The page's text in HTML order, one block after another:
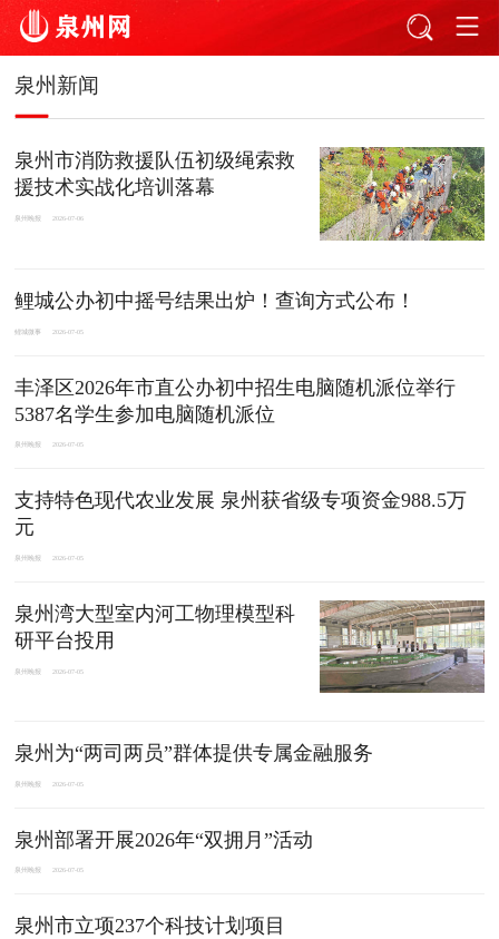
泉州新闻
泉州市消防救援队伍初级绳索救
援技术实战化培训落幕
泉州晚报 2026-07-06
鲤城公办初中摇号结果出炉！查询方式公布！
鲤城微事 2026-07-05
丰泽区2026年市直公办初中招生电脑随机派位举行
5387名学生参加电脑随机派位
泉州晚报 2026-07-05
支持特色现代农业发展 泉州获省级专项资金988.5万
元
泉州晚报 2026-07-05
泉州湾大型室内河工物理模型科
研平台投用
泉州晚报 2026-07-05
泉州为“两司两员”群体提供专属金融服务
泉州晚报 2026-07-05
泉州部署开展2026年“双拥月”活动
泉州晚报 2026-07-05
泉州市立项237个科技计划项目